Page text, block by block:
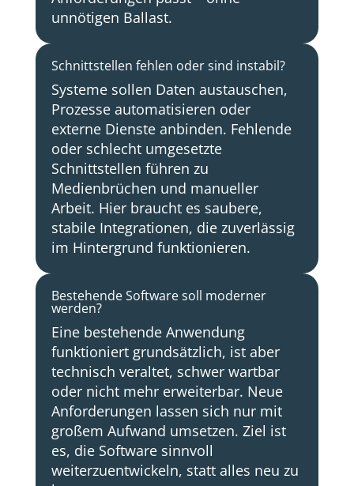
unnötigen Ballast.
Schnittstellen fehlen oder sind instabil?
Systeme sollen Daten austauschen,
Prozesse automatisieren oder
externe Dienste anbinden. Fehlende
oder schlecht umgesetzte
Schnittstellen führen zu
Medienbrüchen und manueller
Arbeit. Hier braucht es saubere,
stabile Integrationen, die zuverlässig
im Hintergrund funktionieren.
Bestehende Software soll moderner
werden?
Eine bestehende Anwendung
funktioniert grundsätzlich, ist aber
technisch veraltet, schwer wartbar
oder nicht mehr erweiterbar. Neue
Anforderungen lassen sich nur mit
großem Aufwand umsetzen. Ziel ist
es, die Software sinnvoll
weiterzuentwickeln, statt alles neu zu